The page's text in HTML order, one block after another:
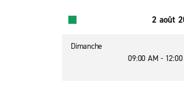
2 août
Dimanche
09:00 AM -